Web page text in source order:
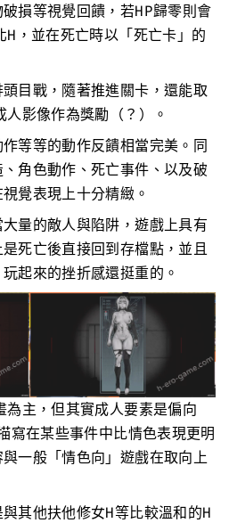
損等視覺回饋，若HP歸零則會
，並在死亡時以「死亡卡」的
目戰，隨著推進關卡，還能取
影像作為獎勵（？）。
等等的動作反饋相當完美。同
角色動作、死亡事件、以及破
覺表現上十分精緻。
量的敵人與陷阱，遊戲上具有
死亡後直接回到存檔點，並且
起來的挫折感還挺重的。
主，但其實成人要素是偏向
寫在某些事件中比情色表現更明
一般「情色向」遊戲在取向上
其他扶他修女H等比較溫和的H